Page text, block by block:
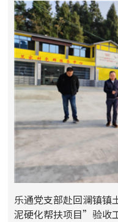
乐通党支部赴回澜镇
泥硬化帮扶项目”验收